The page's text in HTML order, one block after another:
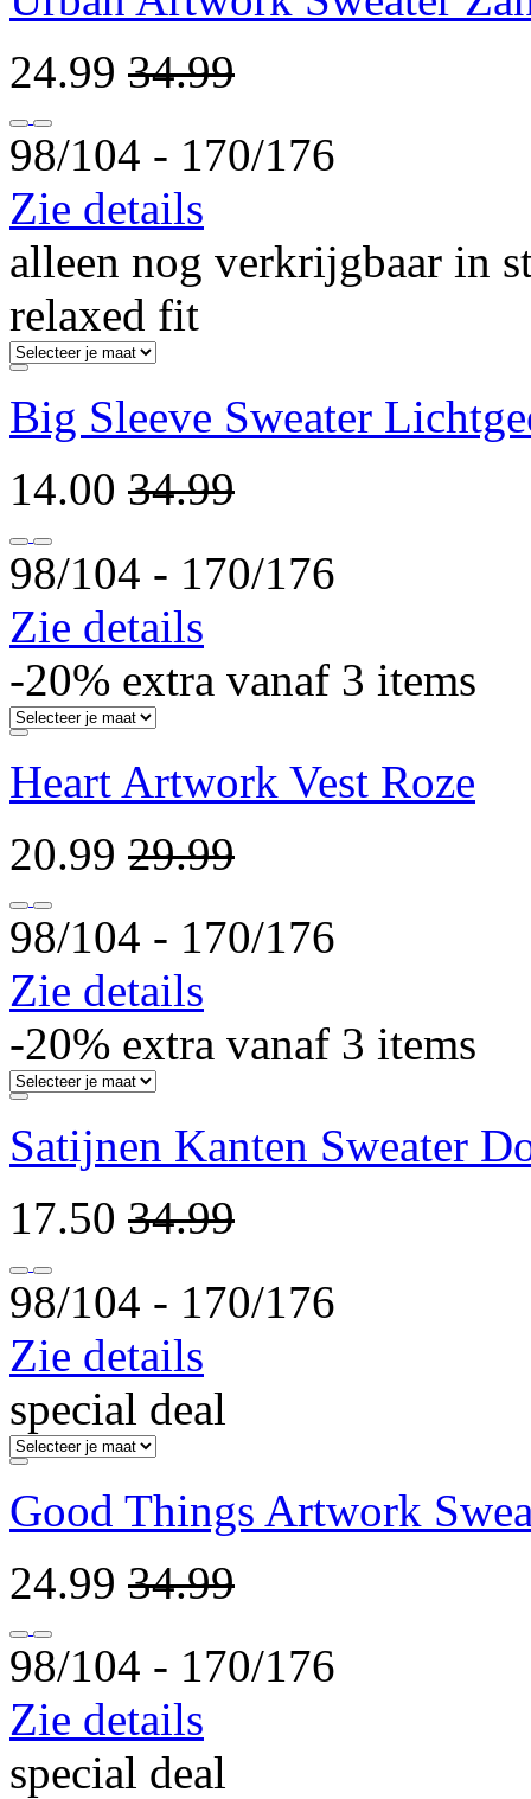
24.99 34.99
98/104 ‐ 170/176
Zie details
alleen nog verkrijgbaar in
relaxed fit
Big Sleeve Sweater
14.00 34.99
98/104 ‐ 170/176
Zie details
-20% extra vanaf 3 items
Heart Artwork Vest Roze
20.99 29.99
98/104 ‐ 170/176
Zie details
-20% extra vanaf 3 items
Satijnen Kanten Sweater
17.50 34.99
98/104 ‐ 170/176
Zie details
special deal
Good Things Artwork
24.99 34.99
98/104 ‐ 170/176
Zie details
special deal